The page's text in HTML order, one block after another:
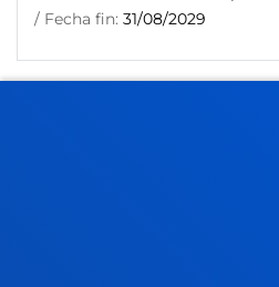
/ Fecha fin: 31/08/2029